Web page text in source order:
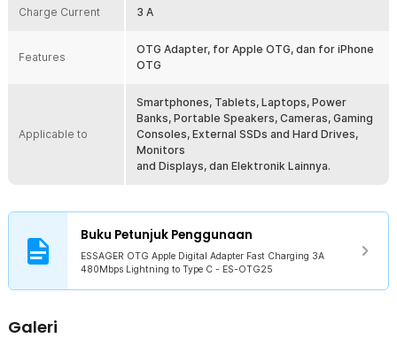
1 x ESSAGER OTG Apple Digital Adapter Fast Charging 3A
480Mbps - ES-OTG25
Charge Current 3 A
Features
OTG Adapter, for Apple OTG, dan for iPhone
OTG
Applicable to
Smartphones, Tablets, Laptops, Power
Banks, Portable Speakers, Cameras, Gaming
Consoles, External SSDs and Hard Drives,
Monitors
and Displays, dan Elektronik Lainnya.
Buku Petunjuk Penggunaan
ESSAGER OTG Apple Digital Adapter Fast Charging 3A
480Mbps Lightning to Type C - ES-OTG25
Galeri